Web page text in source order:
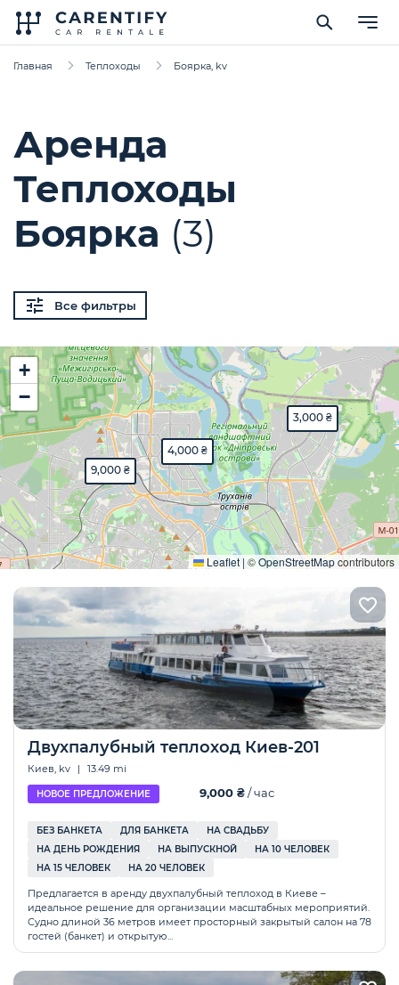
Главная Теплоходы Боярка, kv
Аренда
Теплоходы
Боярка (3)
Все фильтры
9,000 ₴
4,000 ₴
3,000 ₴
+
−
Leaflet | ©OpenStreetMapcontributors
Развернуть
Двухпалубный теплоход Киев-201
Киев, kv | 13.49 mi
НОВОЕ ПРЕДЛОЖЕНИЕ 9,000 ₴/ час
БЕЗ БАНКЕТА ДЛЯ БАНКЕТА
НА СВАДЬБУ
НА ДЕНЬ РОЖДЕНИЯ
НА ВЫПУСКНОЙ
HА 10 ЧЕЛОВЕК
HА 15 ЧЕЛОВЕК
HА 20 ЧЕЛОВЕК
Предлагается в аренду двухпалубный теплоход в Киеве –
идеальное решение для организации масштабных мероприятий.
Судно длиной 36 метров имеет просторный закрытый салон на 78
гостей (банкет) и открытую...